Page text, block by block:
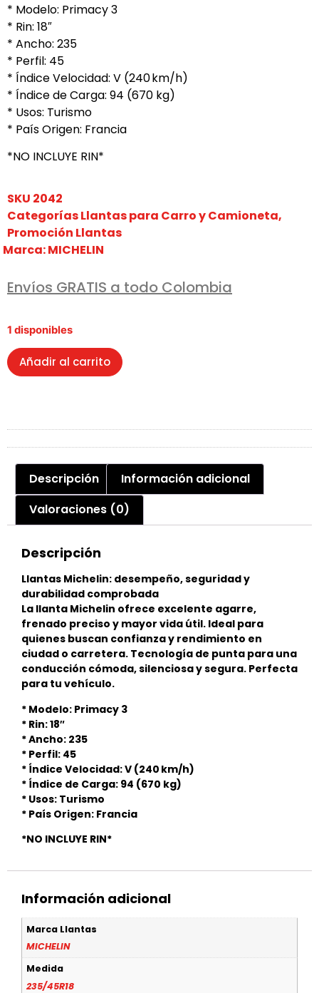
* Modelo: Primacy 3
* Rin: 18″
* Ancho: 235
* Perfil: 45
* Índice Velocidad: V (240 km/h)
* Índice de Carga: 94 (670 kg)
* Usos: Turismo
* País Origen: Francia
*NO INCLUYE RIN*
SKU 2042
CategoríasLlantas para Carro y Camioneta,
Promoción Llantas
Marca:MICHELIN
Envíos GRATIS a todo Colombia
1 disponibles
Añadir al carrito
Descripción
Información adicional
Valoraciones (0)
Descripción
Llantas Michelin: desempeño, seguridad y
durabilidad comprobada
La llanta Michelin ofrece excelente agarre,
frenado preciso y mayor vida útil. Ideal para
quienes buscan confianza y rendimiento en
ciudad o carretera. Tecnología de punta para una
conducción cómoda, silenciosa y segura. Perfecta
para tu vehículo.
* Modelo: Primacy 3
* Rin: 18″
* Ancho: 235
* Perfil: 45
* Índice Velocidad: V (240 km/h)
* Índice de Carga: 94 (670 kg)
* Usos: Turismo
* País Origen: Francia
*NO INCLUYE RIN*
Información adicional
Marca Llantas
MICHELIN
Medida
235/45R18